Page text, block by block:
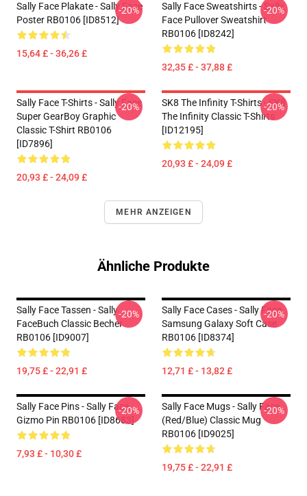
Sally Face Plakate - Sally Face
Poster RB0106 [ID8512]
15,64 £ - 36,26 £
-20%
Sally Face Sweatshirts - Sally
Face Pullover Sweatshirt
RB0106 [ID8242]
32,35 £ - 37,88 £
-20%
Sally Face T-Shirts - Sally Face
Super GearBoy Graphic
Classic T-Shirt RB0106
[ID7896]
20,93 £ - 24,09 £
-20%
SK8 The Infinity T-Shirts - SK8
The Infinity Classic T-Shirts
[ID12195]
20,93 £ - 24,09 £
-20%
MEHR ANZEIGEN
Ähnliche Produkte
Sally Face Tassen - Sally
FaceBuch Classic Becher
RB0106 [ID9007]
19,75 £ - 22,91 £
-20%
Sally Face Cases - Sally Face
Samsung Galaxy Soft Case
RB0106 [ID8374]
12,71 £ - 13,82 £
-20%
Sally Face Pins - Sally Face,
Gizmo Pin RB0106 [ID8683]
7,93 £ - 10,30 £
-20%
Sally Face Mugs - Sally Face
(red/blue) Classic Mug
RB0106 [ID9025]
19,75 £ - 22,91 £
-20%